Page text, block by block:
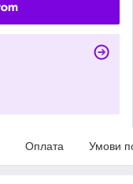
Оплата Умови